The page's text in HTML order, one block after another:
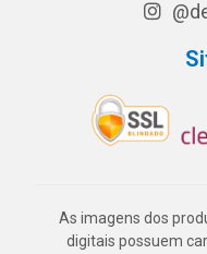
As imagens dos
digitais possuem